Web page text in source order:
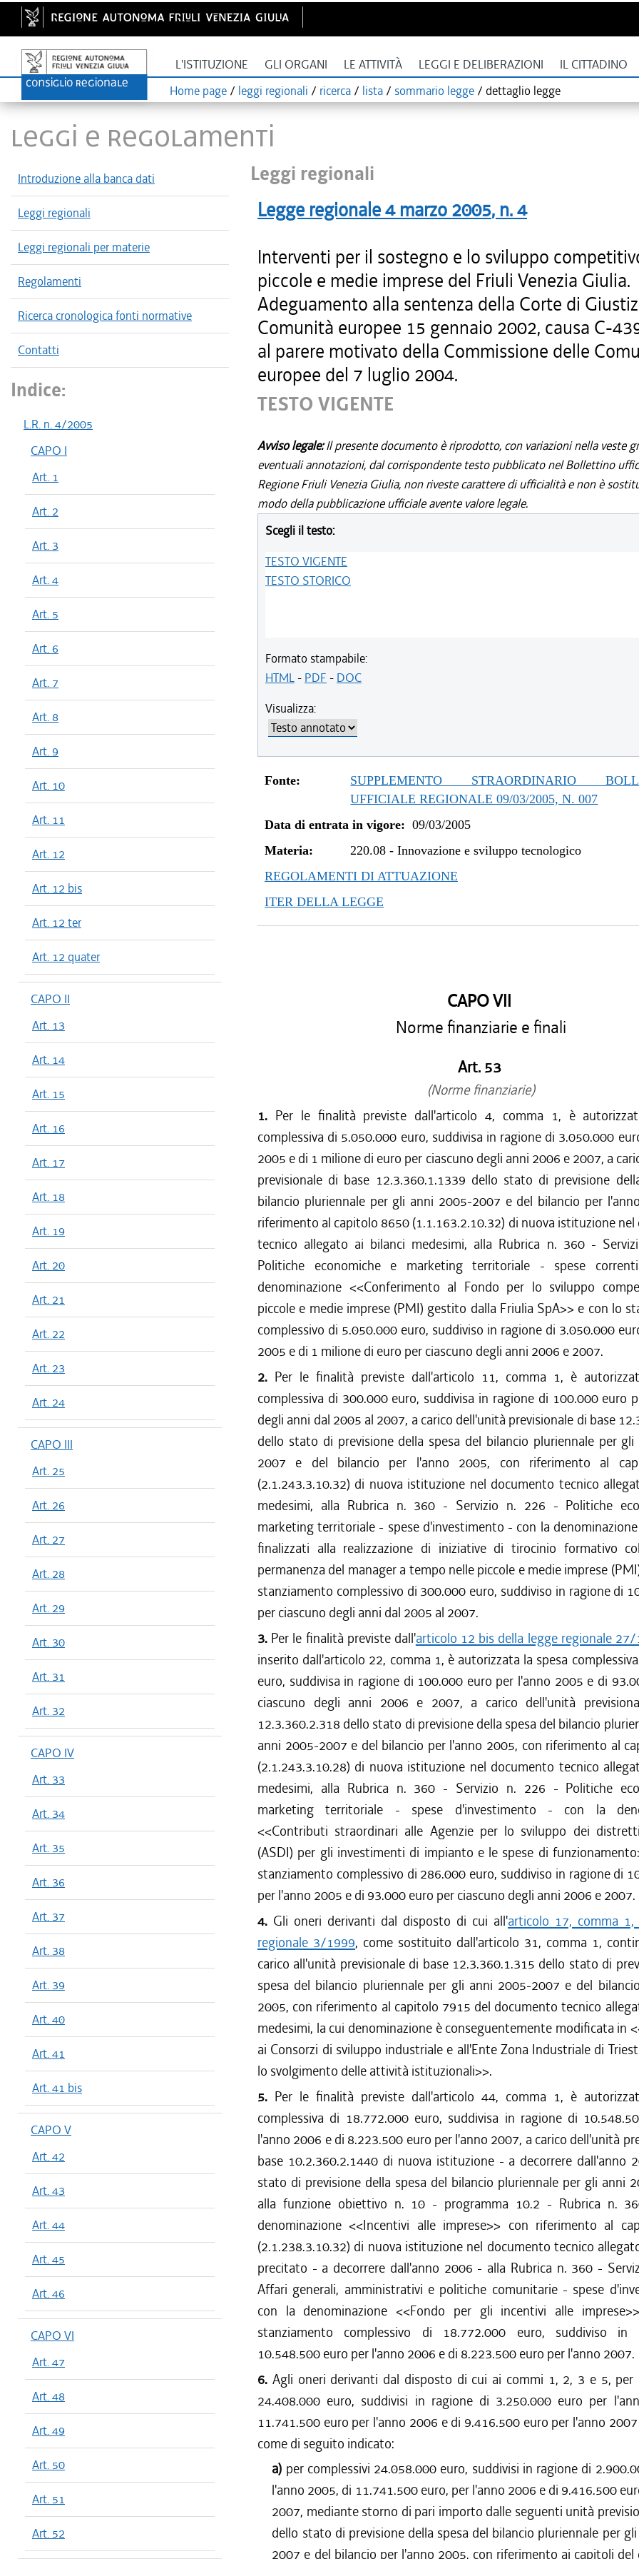
L'ISTITUZIONE GLI ORGANI LE ATTIVITÀ LEGGI E DELIBERAZIONI IL CITTADINO
Home page / leggi regionali / ricerca / lista / sommario legge / dettaglio legge
LEGGI E REGOLAMENTI
Introduzione alla banca dati
Leggi regionali
Leggi regionali per materie
Regolamenti
Ricerca cronologica fonti normative
Contatti
Indice:
L.R. n. 4/2005
CAPO I
Art. 1
Art. 2
Art. 3
Art. 4
Art. 5
Art. 6
Art. 7
Art. 8
Art. 9
Art. 10
Art. 11
Art. 12
Art. 12 bis
Art. 12 ter
Art. 12 quater
CAPO II
Art. 13
Art. 14
Art. 15
Art. 16
Art. 17
Art. 18
Art. 19
Art. 20
Art. 21
Art. 22
Art. 23
Art. 24
CAPO III
Art. 25
Art. 26
Art. 27
Art. 28
Art. 29
Art. 30
Art. 31
Art. 32
CAPO IV
Art. 33
Art. 34
Art. 35
Art. 36
Art. 37
Art. 38
Art. 39
Art. 40
Art. 41
Art. 41 bis
CAPO V
Art. 42
Art. 43
Art. 44
Art. 45
Art. 46
CAPO VI
Art. 47
Art. 48
Art. 49
Art. 50
Art. 51
Art. 52
Leggi regionali
Legge regionale4 marzo 2005, n.4
Interventi per il sostegno e lo sviluppo
piccole e medie imprese del Friuli Venezia Giulia.
Adeguamento alla sentenza della Corte di
Comunità europee 15 gennaio 2002, causa C-
al parere motivato della Commissione delle
europee del 7 luglio 2004.
TESTO VIGENTE
Avviso legale:Il presente documento è riprodotto, con variazioni nella veste
eventuali annotazioni, dal corrispondente testo pubblicato nel Bollettino
Regione Friuli Venezia Giulia, non riveste carattere di ufficialità e non è
modo della pubblicazione ufficiale avente valore legale.
Scegli il testo:
TESTO VIGENTE
TESTO STORICO
Formato stampabile:
HTML- PDF - DOC
Visualizza:
Fonte:
SUPPLEMENTO STRAORDINARIO
UFFICIALE REGIONALE 09/03/2005, N. 007
Data di entrata in vigore: 09/03/2005
Materia:
220.08 -Innovazione e sviluppo tecnologico
REGOLAMENTI DI ATTUAZIONE
ITER DELLA LEGGE
CAPO VII
Norme finanziarie e finali
Art. 53
(Norme finanziarie)
1. Per le finalità previste dall'articolo 4, comma 1, è
complessiva di 5.050.000 euro, suddivisa in ragione di 3.050.000
2005 e di 1 milione di euro per ciascuno degli anni 2006 e 2007, a
previsionale di base 12.3.360.1.1339 dello stato di previsione
bilancio pluriennale per gli anni 2005-2007 e del bilancio per
riferimento al capitolo 8650 (1.1.163.2.10.32) di nuova istituzione
tecnico allegato ai bilanci medesimi, alla Rubrica n. 360 -
Politiche economiche e marketing territoriale - spese
denominazione <<Conferimento al Fondo per lo sviluppo
piccole e medie imprese (PMI) gestito dalla Friulia SpA>> e con lo
complessivo di 5.050.000 euro, suddiviso in ragione di 3.050.000
2005 e di 1 milione di euro per ciascuno degli anni 2006 e 2007.
2. Per le finalità previste dall'articolo 11, comma 1, è
complessiva di 300.000 euro, suddivisa in ragione di 100.000 euro
degli anni dal 2005 al 2007, a carico dell'unità previsionale di base
dello stato di previsione della spesa del bilancio pluriennale per
2007 e del bilancio per l'anno 2005, con riferimento al
(2.1.243.3.10.32) di nuova istituzione nel documento tecnico
medesimi, alla Rubrica n. 360 - Servizio n. 226 - Politiche
marketing territoriale - spese d'investimento - con la
finalizzati alla realizzazione di iniziative di tirocinio formativo
permanenza del manager a tempo nelle piccole e medie imprese
stanziamento complessivo di 300.000 euro, suddiviso in ragione di
per ciascuno degli anni dal 2005 al 2007.
3. Per le finalità previste dall'articolo 12 bis della legge regionale
inserito dall'articolo 22, comma 1, è autorizzata la spesa
euro, suddivisa in ragione di 100.000 euro per l'anno 2005 e di
ciascuno degli anni 2006 e 2007, a carico dell'unità
12.3.360.2.318 dello stato di previsione della spesa del bilancio
anni 2005-2007 e del bilancio per l'anno 2005, con riferimento al
(2.1.243.3.10.28) di nuova istituzione nel documento tecnico
medesimi, alla Rubrica n. 360 - Servizio n. 226 - Politiche
marketing territoriale - spese d'investimento - con la
<<Contributi straordinari alle Agenzie per lo sviluppo dei
(ASDI) per gli investimenti di impianto e le spese di
stanziamento complessivo di 286.000 euro, suddiviso in ragione di
per l'anno 2005 e di 93.000 euro per ciascuno degli anni 2006 e 2007.
4. Gli oneri derivanti dal disposto di cui all'articolo 17, comma 1,
regionale 3/1999, come sostituito dall'articolo 31, comma 1,
carico all'unità previsionale di base 12.3.360.1.315 dello stato di
spesa del bilancio pluriennale per gli anni 2005-2007 e del
2005, con riferimento al capitolo 7915 del documento tecnico
medesimi, la cui denominazione è conseguentemente modificata in
ai Consorzi di sviluppo industriale e all'Ente Zona Industriale di
lo svolgimento delle attività istituzionali>>.
5. Per le finalità previste dall'articolo 44, comma 1, è
complessiva di 18.772.000 euro, suddivisa in ragione di
l'anno 2006 e di 8.223.500 euro per l'anno 2007, a carico dell'unità
base 10.2.360.2.1440 di nuova istituzione - a decorrere dall'anno
stato di previsione della spesa del bilancio pluriennale per gli anni
alla funzione obiettivo n. 10 - programma 10.2 - Rubrica n.
denominazione <<Incentivi alle imprese>> con riferimento al
(2.1.238.3.10.32) di nuova istituzione nel documento tecnico
precitato - a decorrere dall'anno 2006 - alla Rubrica n. 360 -
Affari generali, amministrativi e politiche comunitarie - spese
con la denominazione <<Fondo per gli incentivi alle
stanziamento complessivo di 18.772.000 euro, suddiviso in
10.548.500 euro per l'anno 2006 e di 8.223.500 euro per l'anno 2007.
6. Agli oneri derivanti dal disposto di cui ai commi 1, 2, 3 e 5, per
24.408.000 euro, suddivisi in ragione di 3.250.000 euro per
11.741.500 euro per l'anno 2006 e di 9.416.500 euro per l'anno
come di seguito indicato:
a) per complessivi 24.058.000 euro, suddivisi in ragione di
l'anno 2005, di 11.741.500 euro, per l'anno 2006 e di 9.416.500
2007, mediante storno di pari importo dalle seguenti unità
dello stato di previsione della spesa del bilancio pluriennale per
2007 e del bilancio per l'anno 2005, con riferimento ai capitoli del